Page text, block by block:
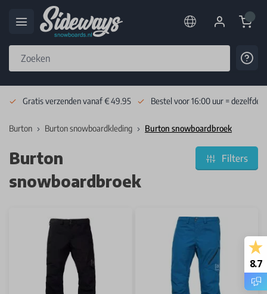
Cart
Gratis verzenden vanaf € 49.95 Bestel voor 16:00 uur = dezelfde
Burton Burton snowboardkleding Burton snowboardbroek
Burton
snowboardbroek
Filters
8.7